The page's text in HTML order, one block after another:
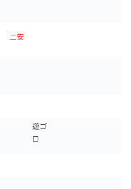
二安
遊ゴ
ロ